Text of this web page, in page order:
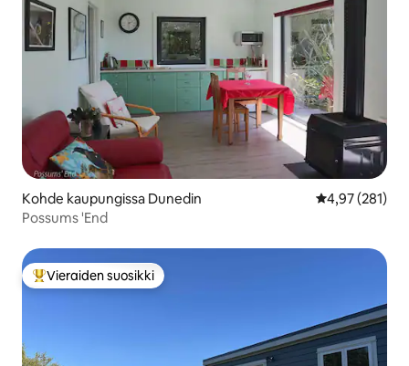
Kohde kaupungissa Dunedin
4,97 (281)
Possums 'End
Vieraiden suosikkien parhaimmistoa
Vieraiden suosikki